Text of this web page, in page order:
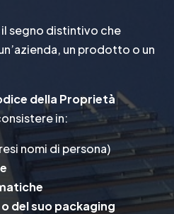
il segno distintivo che
un prodotto o un
della Proprietà
in:
nomi di persona)
del suo packaging